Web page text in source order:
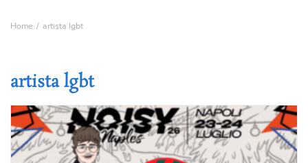
Home artista lgbt
artista lgbt